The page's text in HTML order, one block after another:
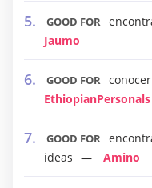
GOOD FOR
Jaumo
GOOD FOR
EthiopianPersonals
GOOD FOR
ideas
Amino